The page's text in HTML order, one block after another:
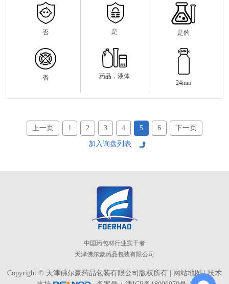
否 是 是的
否
药品，液体
24mm
上一页 1 2 3 4 5 6 下一页
中国药包材行业实干者
天津佛尔豪药品包装有限公司
Copyright © 天津佛尔豪药品包装有限公司版权所有 | 网站地图| 技术